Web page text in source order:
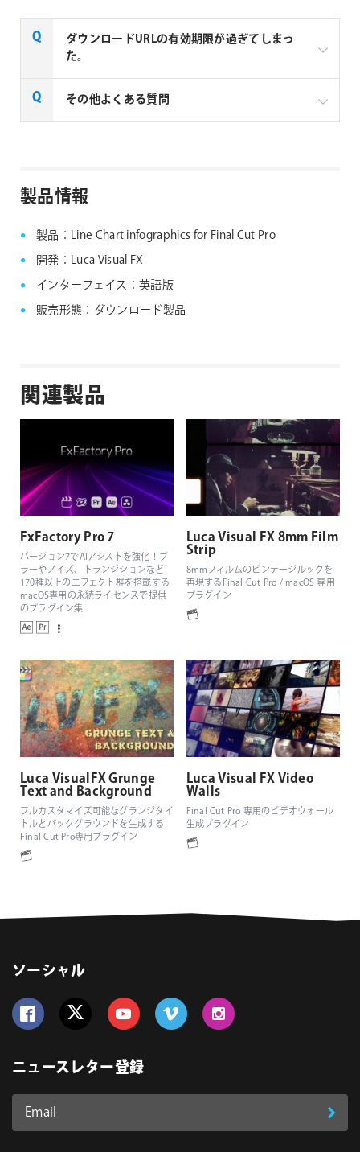
ダウンロードURLの有効期限が過ぎてしまっ
た。
URLの有効期限が切れてしまった場合はURLを再送致
その他よくある質問
製品情報
製品：Line Chart infographics for Final Cut Pro
開発：Luca Visual FX
インターフェイス：英語版
販売形態：ダウンロード製品
関連製品
FxFactory Pro 7
バージョン7でAIアシストを強化！ブ
ラーやノイズ、トランジションなど
170種以上のエフェクト群を搭載する
macOS専用の永続ライセンスで提供
のプラグイン集
Luca Visual FX 8mm Film
Strip
8mmフィルムのビンテージルックを
再現するFinal Cut Pro / macOS 専用
プラグイン
Luca VisualFX Grunge
Text and Background
フルカスタマイズ可能なグランジタイ
トルとバックグラウンドを生成する
Final Cut Pro専用プラグイン
Luca Visual FX Video
Walls
Final Cut Pro 専用のビデオウォール
生成プラグイン
ソーシャル
ニュースレター登録
Email
登